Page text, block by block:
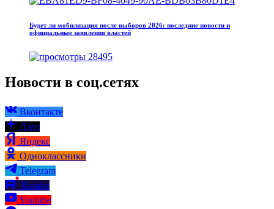
Будет ли мобилизация после выборов 2026: последние новости и
официальные заявления властей
28495
Новости в соц.сетях
Вконтакте
Дзен
Яндекс
Одноклассники
Telegram
Rutube
Youtube